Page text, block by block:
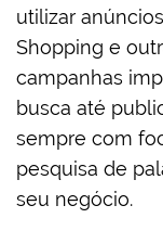
utilizar
Shopping e
campanhas
busca até
sempre com
pesquisa de
seu negócio.